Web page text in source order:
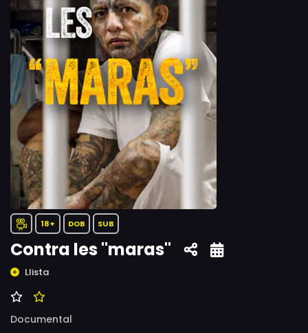
18+ DOB SUB
Contra les "maras"
Llista
Documental